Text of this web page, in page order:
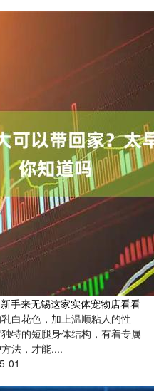
手来无锡这家实体宠物店看看
白花色，加上温顺粘人的性
特的短腿身体结构，有着专属
法，才能....
01